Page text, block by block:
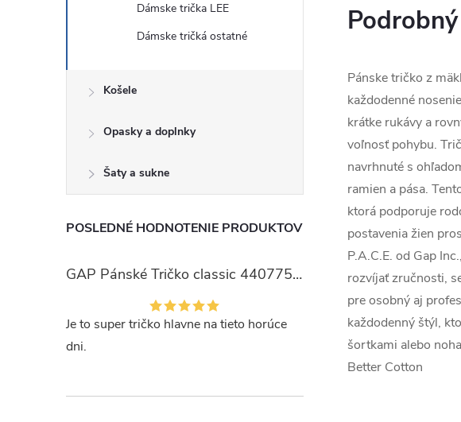
Dámske trička LEE
Dámske tričká ostatné
Košele
Opasky a doplnky
Šaty a sukne
POSLEDNÉ HODNOTENIE PRODUKTOV
GAP Pánské Tričko classic 440775-00
Je to super tričko hlavne na tieto horúce
dni.
Pánske tričko z
každodenné
krátke rukávy a
voľnosť pohybu.
navrhnuté s
ramien a pása.
ktorá podporuje
postavenia žien
P.A.C.E. od Gap
rozvíjať zručnosti,
pre osobný aj
každodenný štýl,
šortkami alebo
Better Cotton